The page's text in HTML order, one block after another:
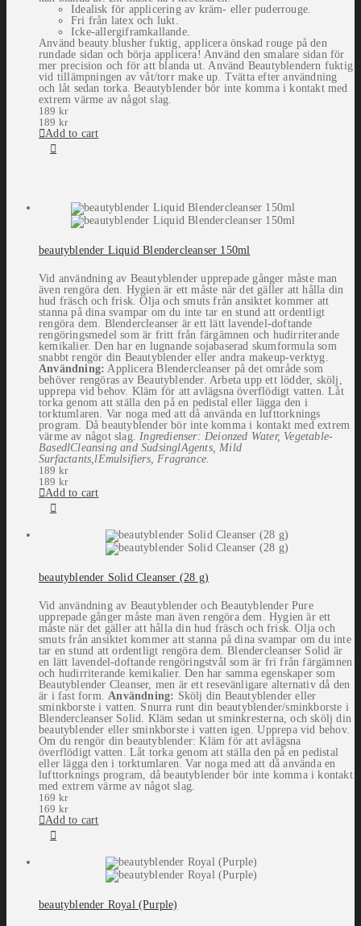
Idealisk för applicering av kräm- eller puderrouge.
Fri från latex och lukt.
Icke-allergiframkallande.
Använd beauty.blusher fuktig, applicera önskad rouge på den
rundade sidan och börja applicera! Använd den smalare sidan för
mer precision och för att blanda ut. Använd Beautyblendern fuktig
vid tillämpningen av våt/torr make up. Tvätta efter användning
och låt sedan torka. Beautyblender bör inte komma i kontakt med
extrem värme av något slag.
189 kr
189 kr
Add to cart
beautyblender Liquid Blendercleanser 150ml
Vid användning av Beautyblender upprepade gånger måste man
även rengöra den. Hygien är ett måste när det gäller att hålla din
hud fräsch och frisk. Olja och smuts från ansiktet kommer att
stanna på dina svampar om du inte tar en stund att ordentligt
rengöra dem. Blendercleanser är ett lätt lavendel-doftande
rengöringsmedel som är fritt från färgämnen och hudirriterande
kemikalier. Den har en lugnande sojabaserad skumformula som
snabbt rengör din Beautyblender eller andra makeup-verktyg.
Användning: Applicera Blendercleanser på det område som
behöver rengöras av Beautyblender. Arbeta upp ett lödder, skölj,
upprepa vid behov. Kläm för att avlägsna överflödigt vatten. Låt
torka genom att ställa den på en pedistal eller lägga den i
torktumlaren. Var noga med att då använda en lufttorknings
program. Då beautyblender bör inte komma i kontakt med extrem
värme av något slag.Ingredienser: Deionzed Water, Vegetable-
BasedlCleansing and SudsinglAgents, Mild
Surfactants,lEmulsifiers, Fragrance.
189 kr
189 kr
Add to cart
beautyblender Solid Cleanser (28 g)
Vid användning av Beautyblender och Beautyblender Pure
upprepade gånger måste man även rengöra dem. Hygien är ett
måste när det gäller att hålla din hud fräsch och frisk. Olja och
smuts från ansiktet kommer att stanna på dina svampar om du inte
tar en stund att ordentligt rengöra dem. Blendercleanser Solid är
en lätt lavendel-doftande rengöringstvål som är fri från färgämnen
och hudirriterande kemikalier. Den har samma egenskaper som
Beautyblender Cleanser, men är ett resevänligare alternativ då den
är i fast form.Användning: Skölj din Beautyblender eller
sminkborste i vatten. Snurra runt din beautyblender/sminkborste i
Blendercleanser Solid. Kläm sedan ut sminkresterna, och skölj din
beautyblender eller sminkborste i vatten igen. Upprepa vid behov.
Om du rengör din beautyblender: Kläm för att avlägsna
överflödigt vatten. Låt torka genom att ställa den på en pedistal
eller lägga den i torktumlaren. Var noga med att då använda en
lufttorknings program, då beautyblender bör inte komma i kontakt
med extrem värme av något slag.
169 kr
169 kr
Add to cart
beautyblender Royal (Purple)